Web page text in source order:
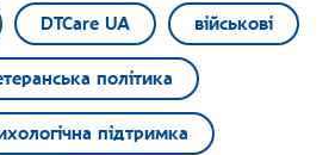
DTCare UA військові
політика
підтримка